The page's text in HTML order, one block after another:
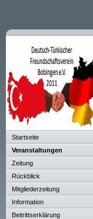
Startseite
Veranstaltungen
Zeitung
Rückblick
Mitgliederzeitung
Information
Beitrittserklärung